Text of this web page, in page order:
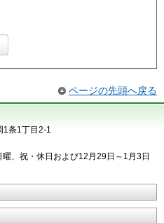
ページの先頭へ戻る
1条1丁目2-1
、祝・休日および12月29日～1月3日